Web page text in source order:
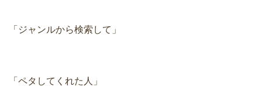
「ジャンルから検索して」
「ペタしてくれた人」